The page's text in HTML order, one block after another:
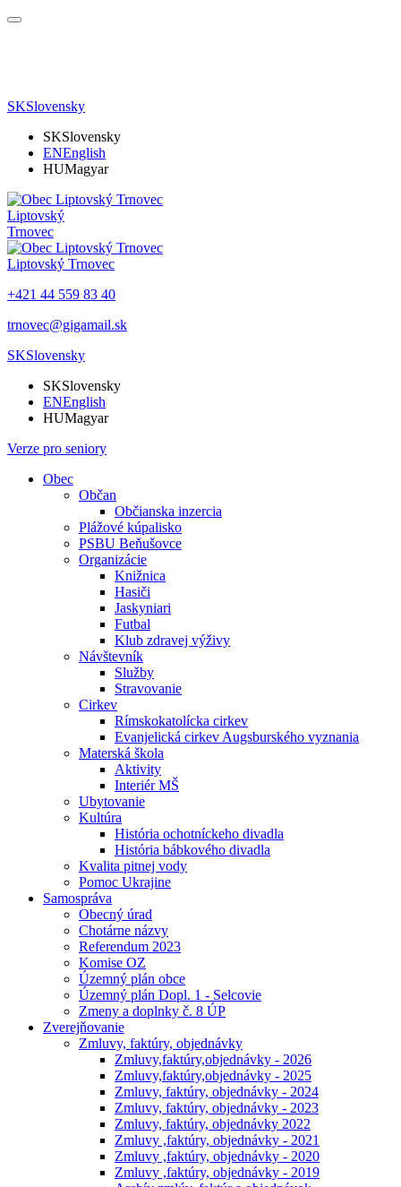
SKSlovensky
SKSlovensky
ENEnglish
HUMagyar
Liptovský
Trnovec
Liptovský Trnovec
+421 44 559 83 40
trnovec@gigamail.sk
SKSlovensky
SKSlovensky
ENEnglish
HUMagyar
Verze pro seniory
Obec
Občan
Občianska inzercia
Plážové kúpalisko
PSBU Beňušovce
Organizácie
Knižnica
Hasiči
Jaskyniari
Futbal
Klub zdravej výživy
Návštevník
Služby
Stravovanie
Cirkev
Rímskokatolícka cirkev
Evanjelická cirkev Augsburského vyznania
Materská škola
Aktivity
Interiér MŠ
Ubytovanie
Kultúra
História ochotníckeho divadla
História bábkového divadla
Kvalita pitnej vody
Pomoc Ukrajine
Samospráva
Obecný úrad
Chotárne názvy
Referendum 2023
Komise OZ
Územný plán obce
Územný plán Dopl. 1 - Selcovie
Zmeny a doplnky č. 8 ÚP
Zverejňovanie
Zmluvy, faktúry, objednávky
Zmluvy,faktúry,objednávky - 2026
Zmluvy,faktúry,objednávky - 2025
Zmluvy, faktúry, objednávky - 2024
Zmluvy, faktúry, objednávky - 2023
Zmluvy, faktúry, objednávky 2022
Zmluvy ,faktúry, objednávky - 2021
Zmluvy ,faktúry, objednávky - 2020
Zmluvy ,faktúry, objednávky - 2019